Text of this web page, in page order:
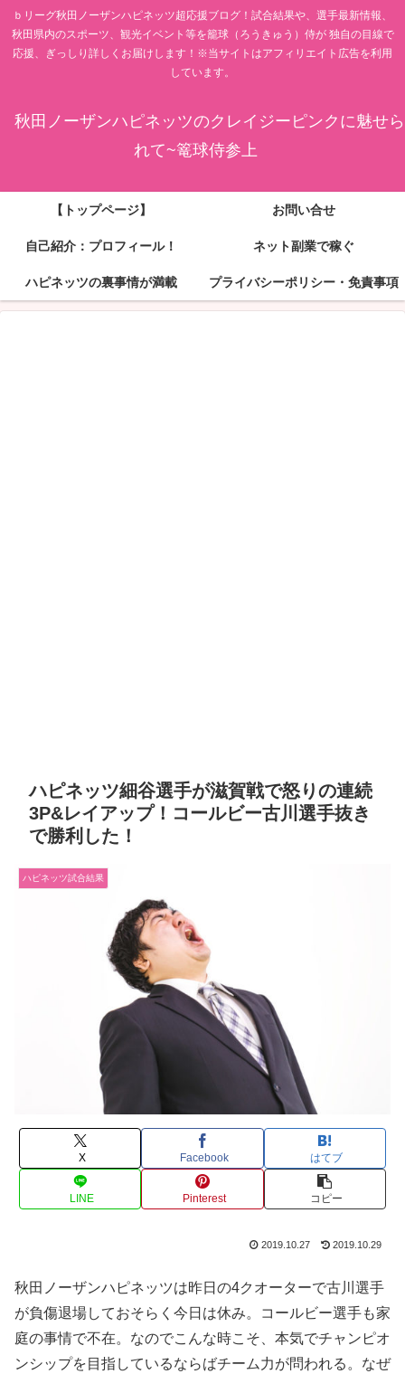
ｂリーグ秋田ノーザンハピネッツ超応援ブログ！試合結果や、選手最新情報、
秋田県内のスポーツ、観光イベント等を籠球（ろうきゅう）侍が 独自の目線で
応援、ぎっしり詳しくお届けします！※当サイトはアフィリエイト広告を利用
しています。
秋田ノーザンハピネッツのクレイジーピンクに魅せら
れて~篭球侍参上
【トップページ】 お問い合せ
自己紹介：プロフィール！ ネット副業で稼ぐ
ハピネッツの裏事情が満載 プライバシーポリシー・免責事項
ハピネッツ細谷選手が滋賀戦で怒りの連続
3P&レイアップ！コールビー古川選手抜き
で勝利した！
ハピネッツ試合結果
X Facebook はてブ
LINE Pinterest コピー
2019.10.27 2019.10.29
秋田ノーザンハピネッツは昨日の4クオーターで古川選手
が負傷退場しておそらく今日は休み。コールビー選手も家
庭の事情で不在。なのでこんな時こそ、本気でチャンピオ
ンシップを目指しているならばチーム力が問われる。なぜ